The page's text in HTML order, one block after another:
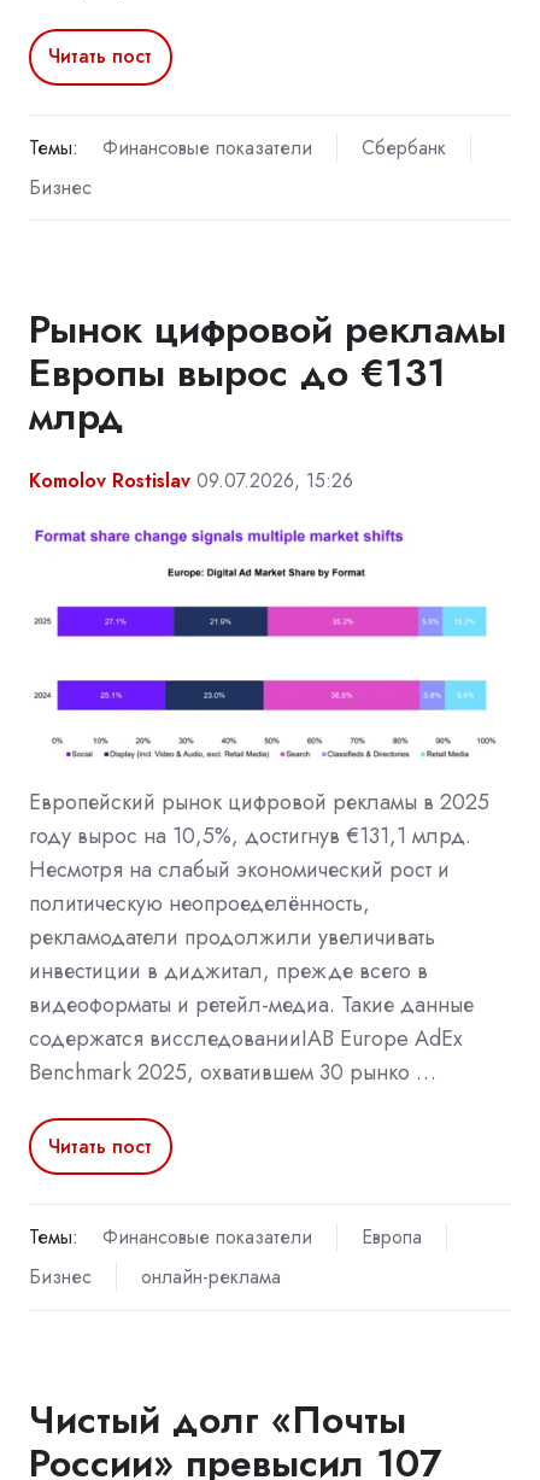
Читать пост
Темы: Финансовые показатели
Сбербанк
Бизнес
Рынок цифровой рекламы
Европы вырос до €131
млрд
Komolov Rostislav 09.07.2026, 15:26
Европейский рынок цифровой рекламы в 2025
году вырос на 10,5%, достигнув €131,1 млрд.
Несмотря на слабый экономический рост и
политическую неопроеделённость,
рекламодатели продолжили увеличивать
инвестиции в диджитал, прежде всего в
видеоформаты и ретейл-медиа. Такие данные
содержатся висследованииIAB Europe AdEx
Benchmark 2025, охватившем 30 рынко …
Читать пост
Темы: Финансовые показатели
Европа
Бизнес
онлайн-реклама
Чистый долг «Почты
России» превысил 107